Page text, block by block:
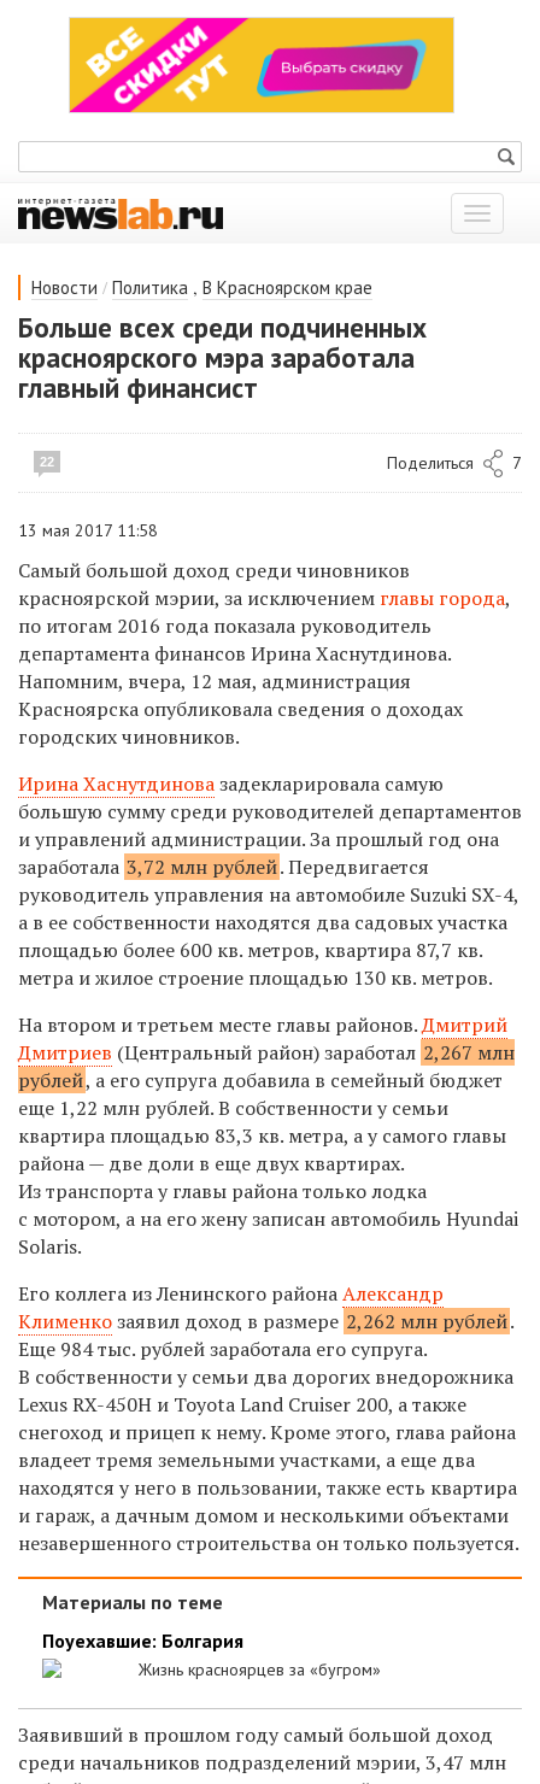
Показать
меню
Новости / Политика , В Красноярском крае
Больше всех среди подчиненных
красноярского мэра заработала
главный финансист
22 Поделиться 7
13 мая 2017 11:58
Самый большой доход среди чиновников
красноярской мэрии, за исключением главы города,
по итогам 2016 года показала руководитель
департамента финансов Ирина Хаснутдинова.
Напомним, вчера, 12 мая, администрация
Красноярска опубликовала сведения о доходах
городских чиновников.
Ирина Хаснутдиновазадекларировала самую
большую сумму среди руководителей департаментов
и управлений администрации. За прошлый год она
заработала 3,72 млн рублей. Передвигается
руководитель управления на автомобиле Suzuki SX-4,
а в ее собственности находятся два садовых участка
площадью более 600 кв. метров, квартира 87,7 кв.
метра и жилое строение площадью 130 кв. метров.
На втором и третьем месте главы районов.Дмитрий
Дмитриев (Центральный район) заработал 2,267 млн
рублей, а его супруга добавила в семейный бюджет
еще 1,22 млн рублей. В собственности у семьи
квартира площадью 83,3 кв. метра, а у самого главы
района — две доли в еще двух квартирах.
Из транспорта у главы района только лодка
с мотором, а на его жену записан автомобиль Hyundai
Solaris.
Его коллега из Ленинского районаАлександр
Клименкозаявил доход в размере 2,262 млн рублей.
Еще 984 тыс. рублей заработала его супруга.
В собственности у семьи два дорогих внедорожника
Lexus RX-450H и Toyota Land Cruiser 200, а также
снегоход и прицеп к нему. Кроме этого, глава района
владеет тремя земельными участками, а еще два
находятся у него в пользовании, также есть квартира
и гараж, а дачным домом и несколькими объектами
незавершенного строительства он только пользуется.
Материалы по теме
Поуехавшие: Болгария
Жизнь красноярцев за «бугром»
Заявивший в прошлом году самый большой доход
среди начальников подразделений мэрии, 3,47 млн